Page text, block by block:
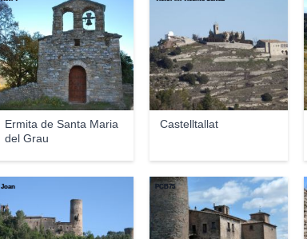
Ermita de Santa Maria
del Grau
Castelltallat
Joan PCB75